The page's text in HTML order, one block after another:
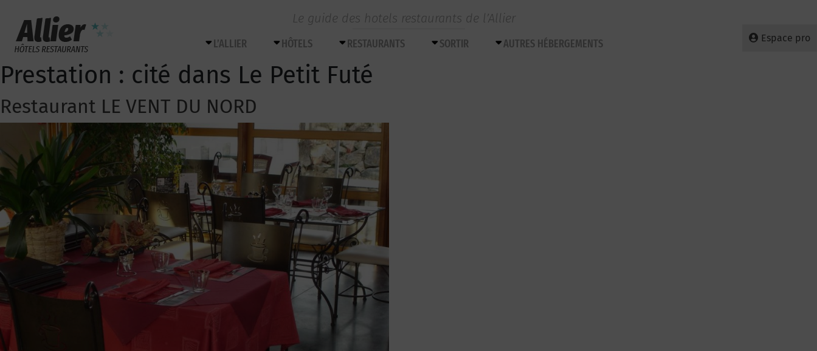
Le guide des hotels restaurants de l’Allier
Espace pro
L’ALLIER HÔTELS RESTAURANTS SORTIR AUTRES HÉBERGEMENTS
Prestation : cité dans Le Petit Futé
Restaurant LE VENT DU NORD